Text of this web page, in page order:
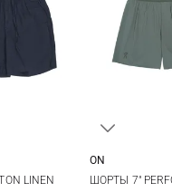
LINEN
ON
ШОРТЫ 7"